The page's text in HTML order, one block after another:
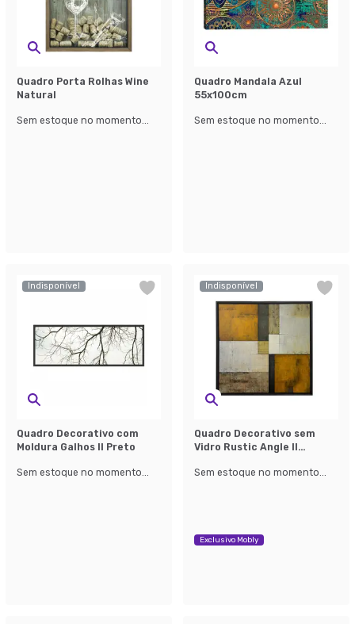
Quadro Porta Rolhas Wine
Natural
Sem estoque no momento...
Quadro Mandala Azul
55x100cm
Sem estoque no momento...
Indisponível
Quadro Decorativo com
Moldura Galhos II Preto
Sem estoque no momento...
Indisponível
Quadro Decorativo sem
Vidro Rustic Angle II
Sem estoque no momento...
Exclusivo Mobly